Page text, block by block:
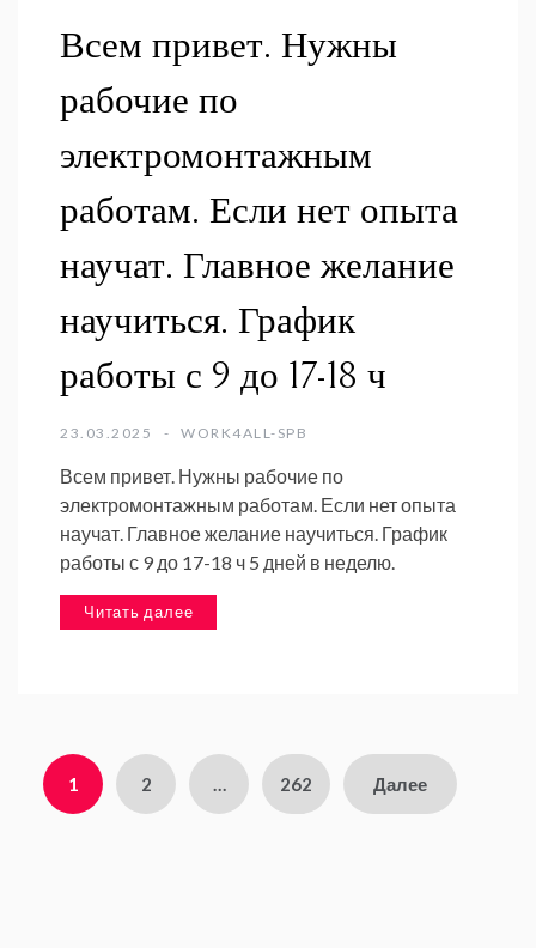
Всем привет. Нужны
рабочие по
электромонтажным
работам. Если нет опыта
научат. Главное желание
научиться. График
работы с 9 до 17-18 ч
23.03.2025 WORK4ALL-SPB
Всем привет. Нужны рабочие по
электромонтажным работам. Если нет опыта
научат. Главное желание научиться. График
работы с 9 до 17-18 ч 5 дней в неделю.
Читать далее
Навигация
1 2 262 Далее